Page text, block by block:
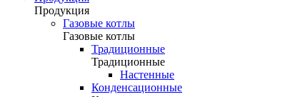
Продукция
Газовые котлы
Газовые котлы
Традиционные
Традиционные
Настенные
Конденсационные